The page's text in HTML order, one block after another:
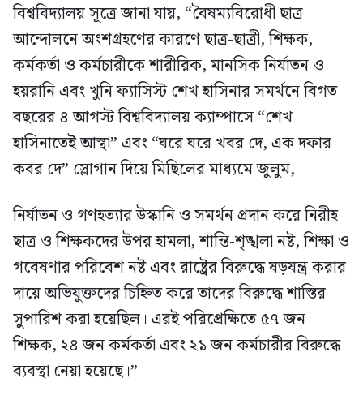
বিশ্ববিদ্যালয় সূত্রে জানা যায়, “বৈষম্যবিরোধী ছাত্র
আন্দোলনে অংশগ্রহণের কারণে ছাত্র-ছাত্রী, শিক্ষক,
কর্মকর্তা ও কর্মচারীকে শারীরিক, মানসিক নির্যাতন ও
হয়রানি এবং খুনি ফ্যাসিস্ট শেখ হাসিনার সমর্থনে বিগত
বছরের ৪ আগস্ট বিশ্ববিদ্যালয় ক্যাম্পাসে “শেখ
হাসিনাতেই আস্থা” এবং “ঘরে ঘরে খবর দে, এক দফার
কবর দে” স্লোগান দিয়ে মিছিলের মাধ্যমে জুলুম,
নির্যাতন ও গণহত্যার উস্কানি ও সমর্থন প্রদান করে নিরীহ
ছাত্র ও শিক্ষকদের উপর হামলা, শান্তি-শৃঙ্খলা নষ্ট, শিক্ষা ও
গবেষণার পরিবেশ নষ্ট এবং রাষ্ট্রের বিরুদ্ধে ষড়যন্ত্র করার
দায়ে অভিযুক্তদের চিহ্নিত করে তাদের বিরুদ্ধে শাস্তির
সুপারিশ করা হয়েছিল। এরই পরিপ্রেক্ষিতে ৫৭ জন
শিক্ষক, ২৪ জন কর্মকর্তা এবং ২১ জন কর্মচারীর বিরুদ্ধে
ব্যবস্থা নেয়া হয়েছে।”